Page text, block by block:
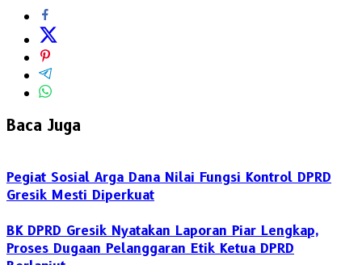
Baca Juga
Pegiat Sosial Arga Dana Nilai Fungsi Kontrol DPRD
Gresik Mesti Diperkuat
BK DPRD Gresik Nyatakan Laporan Piar Lengkap,
Proses Dugaan Pelanggaran Etik Ketua DPRD